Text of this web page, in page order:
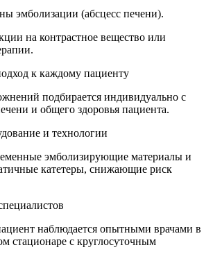
эмболизации (абсцесс печени).
на контрастное вещество или
к каждому пациенту
подбирается индивидуально с
и общего здоровья пациента.
и технологии
эмболизирующие материалы и
катетеры, снижающие риск
наблюдается опытными врачами в
стационаре с круглосуточным